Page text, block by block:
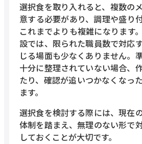
選択食を取り入れると、複数の
意する必要があり、調理や盛り
これまでよりも複雑になります
設では、限られた職員数で対応
じる場面も少なくありません。
十分に整理されていない場合、
たり、確認が追いつかなくなっ
ます。
選択食を検討する際には、現在
体制を踏まえ、無理のない形で
しておくことが大切です。